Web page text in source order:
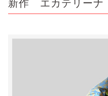
新作 エカテリー